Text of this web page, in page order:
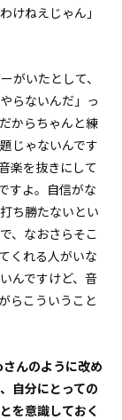
けねえじゃん」
がいたとして、
らないんだ」っ
からちゃんと練
じゃないんです
楽を抜きにして
すよ。自信がな
ち勝たないとい
、なおさらそこ
くれる人がいな
んですけど、音
らこういうこと
んのように改め
自分にとっての
を意識しておく